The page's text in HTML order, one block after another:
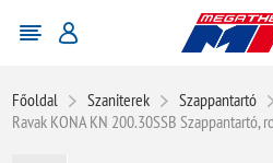
Főoldal Szaniterek
Szappantartó
Ravak KONA KN 200.30SSB Szappantartó,